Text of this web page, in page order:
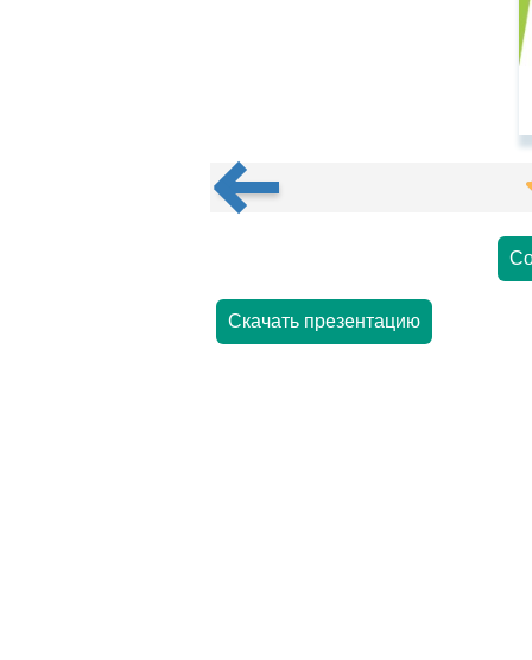
Скачать презентацию